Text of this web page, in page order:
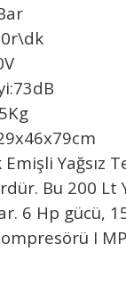
Emişli Yağsız
Bu 200 Lt
6 Hp gücü,
I